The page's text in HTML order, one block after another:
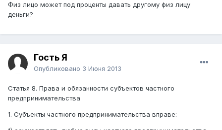
Физ лицо может под проценты давать другому физ лицу
деньги?
Гость Я
Опубликовано 3 Июня 2013
Статья 8. Права и обязанности субъектов частного
предпринимательства
1. Субъекты частного предпринимательства вправе: